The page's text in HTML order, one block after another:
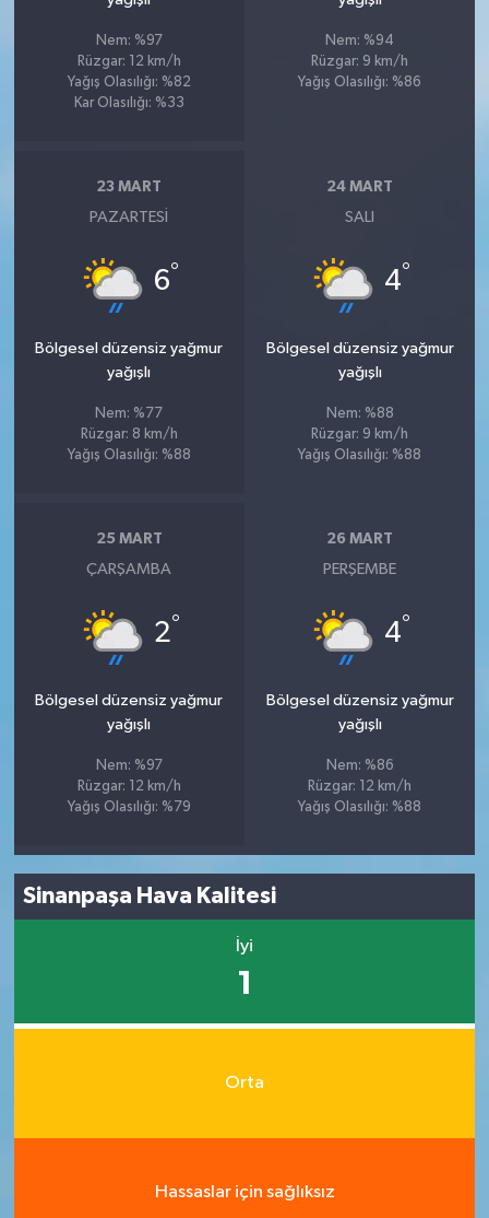
Nem: %97
Rüzgar: 12 km/h
Yağış Olasılığı: %82
Kar Olasılığı: %33
Nem: %94
Rüzgar: 9 km/h
Yağış Olasılığı: %86
23 MART
PAZARTESI
6°
Bölgesel düzensiz yağmur
yağışlı
Nem: %77
Rüzgar: 8 km/h
Yağış Olasılığı: %88
24 MART
SALI
4°
Bölgesel düzensiz yağmur
yağışlı
Nem: %88
Rüzgar: 9 km/h
Yağış Olasılığı: %88
25 MART
ÇARŞAMBA
2°
Bölgesel düzensiz yağmur
yağışlı
Nem: %97
Rüzgar: 12 km/h
Yağış Olasılığı: %79
26 MART
PERŞEMBE
4°
Bölgesel düzensiz yağmur
yağışlı
Nem: %86
Rüzgar: 12 km/h
Yağış Olasılığı: %88
Sinanpaşa Hava Kalitesi
İyi
1
Orta
Hassaslar için sağlıksız